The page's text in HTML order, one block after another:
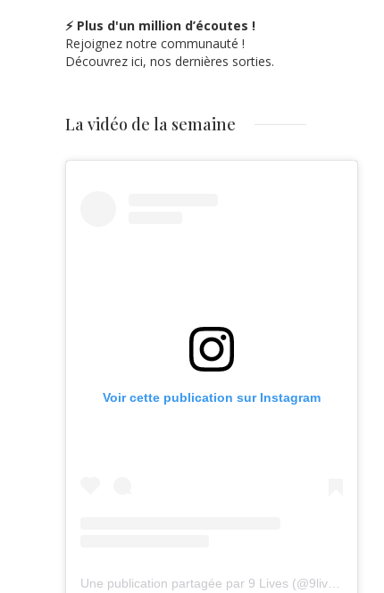
⚡ Plus d'un million d’écoutes !
Rejoignez notre communauté !
Découvrez ici, nos dernières sorties.
La vidéo de la semaine
Voir cette publication sur Instagram